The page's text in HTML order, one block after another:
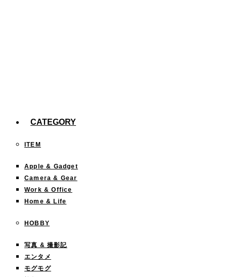
CATEGORY
ITEM
Apple & Gadget
Camera & Gear
Work & Office
Home & Life
HOBBY
写真 & 撮影記
エンタメ
モグモグ